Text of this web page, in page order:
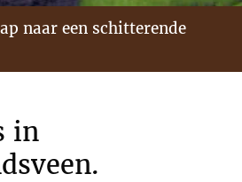
naar een schitterende
in